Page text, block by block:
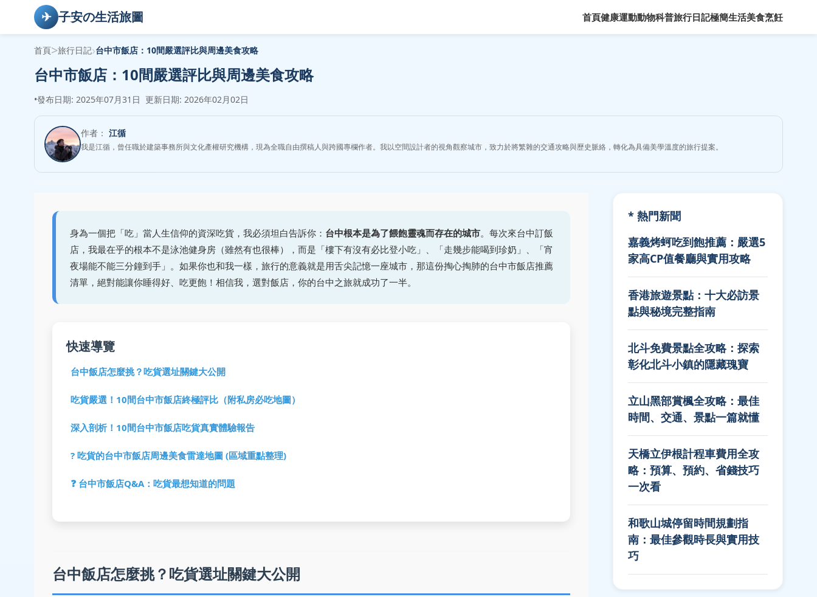
✈ 子安の生活旅圖 首頁健康運動動物科普旅行日記極簡生活美食烹飪
首頁>旅行日記›台中市飯店：10間嚴選評比與周邊美食攻略
台中市飯店：10間嚴選評比與周邊美食攻略
•發布日期: 2025年07月31日 更新日期: 2026年02月02日
作者： 江循
我是江循，曾任職於建築事務所與文化產權研究機構，現為全職自由撰稿人與跨國專欄作者。我以空間設計者的視角觀察城市，致力於將繁雜的交通攻略與歷史脈絡，轉化為具備美學溫度的旅行提案。
身為一個把「吃」當人生信仰的資深吃貨，我必須坦白告訴你： 台中根本是為了餵飽靈魂而存在的城市。每次來台中訂飯
店，我最在乎的根本不是泳池健身房（雖然有也很棒），而是「樓下有沒有必比登小吃」、「走幾步能喝到珍奶」、「宵
夜場能不能三分鐘到手」。如果你也和我一樣，旅行的意義就是用舌尖記憶一座城市，那這份掏心掏肺的台中市飯店推薦
清單，絕對能讓你睡得好、吃更飽！相信我，選對飯店，你的台中之旅就成功了一半。
快速導覽
台中飯店怎麼挑？吃貨選址關鍵大公開
吃貨嚴選！10間台中市飯店終極評比（附私房必吃地圖）
深入剖析！10間台中市飯店吃貨真實體驗報告
? 吃貨的台中市飯店周邊美食雷達地圖 (區域重點整理)
❓ 台中市飯店Q&A：吃貨最想知道的問題
台中飯店怎麼挑？吃貨選址關鍵大公開
* 熱門新聞
嘉義烤蚵吃到飽推薦：嚴選5
家高CP值餐廳與實用攻略
香港旅遊景點：十大必訪景
點與秘境完整指南
北斗免費景點全攻略：探索
彰化北斗小鎮的隱藏瑰寶
立山黑部賞楓全攻略：最佳
時間、交通、景點一篇就懂
天橋立伊根計程車費用全攻
略：預算、預約、省錢技巧
一次看
和歌山城停留時間規劃指
南：最佳參觀時長與實用技
巧